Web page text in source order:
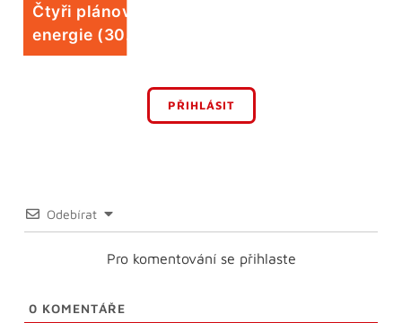
Čtyři plánované odstávky elektrické
energie (30. 7.)
PŘIHLÁSIT
Odebírat
Pro komentování se přihlaste
0 KOMENTÁŘE